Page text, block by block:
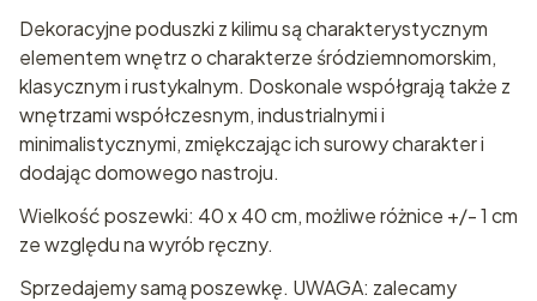
Dekoracyjne poduszki z kilimu są charakterystycznym
elementem wnętrz o charakterze śródziemnomorskim,
klasycznym i rustykalnym. Doskonale współgrają także z
wnętrzami współczesnym, industrialnymi i
minimalistycznymi, zmiękczając ich surowy charakter i
dodając domowego nastroju.
Wielkość poszewki: 40 x 40 cm, możliwe różnice +/- 1 cm
ze względu na wyrób ręczny.
Sprzedajemy samą poszewkę. UWAGA: zalecamy